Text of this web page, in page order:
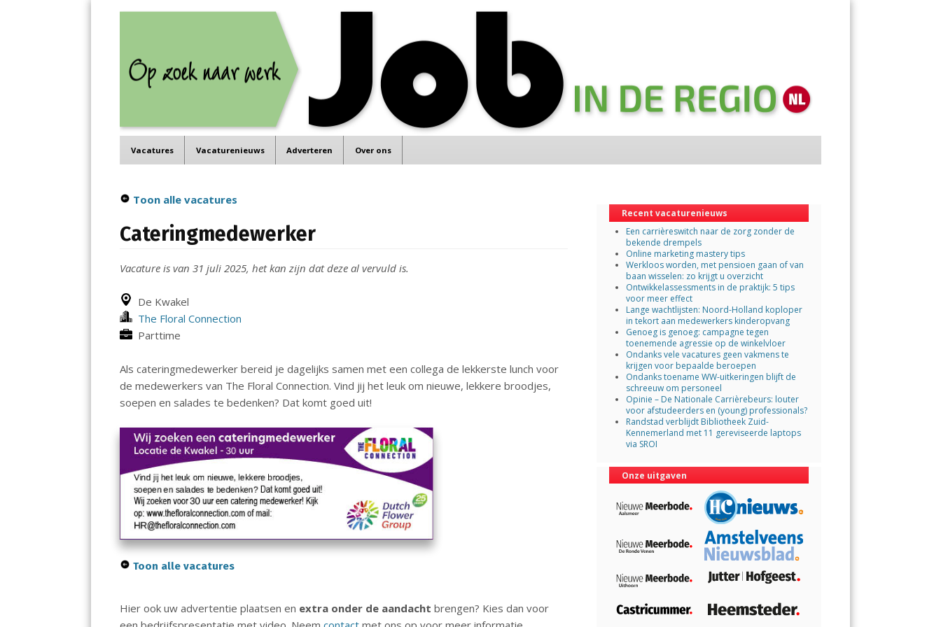
Menu
Vacatures Vacaturenieuws Adverteren Over ons
Toon alle vacatures
Cateringmedewerker
Vacature is van 31 juli 2025, het kan zijn dat deze al vervuld is.
De Kwakel
The Floral Connection
Parttime
Als cateringmedewerker bereid je dagelijks samen met een collega de lekkerste lunch voor
de medewerkers van The Floral Connection. Vind jij het leuk om nieuwe, lekkere broodjes,
soepen en salades te bedenken? Dat komt goed uit!
Toon alle vacatures
Hier ook uw advertentie plaatsen en extra onder de aandacht brengen? Kies dan voor
Recent vacaturenieuws
Een carrièreswitch naar de zorg zonder de
bekende drempels
Online marketing mastery tips
Werkloos worden, met pensioen gaan of van
baan wisselen: zo krijgt u overzicht
Ontwikkelassessments in de praktijk: 5 tips
voor meer effect
Lange wachtlijsten: Noord-Holland koploper
in tekort aan medewerkers kinderopvang
Genoeg is genoeg: campagne tegen
toenemende agressie op de winkelvloer
Ondanks vele vacatures geen vakmens te
krijgen voor bepaalde beroepen
Ondanks toename WW-uitkeringen blijft de
schreeuw om personeel
Opinie – De Nationale Carrièrebeurs: louter
voor afstudeerders en (young) professionals?
Randstad verblijdt Bibliotheek Zuid-
Kennemerland met 11 gereviseerde laptops
via SROI
Onze uitgaven